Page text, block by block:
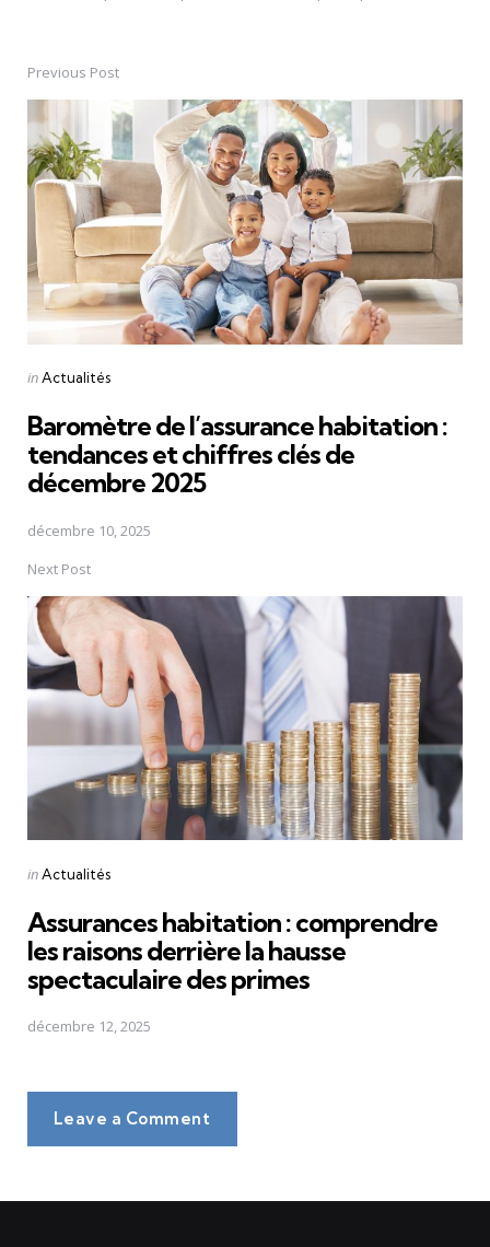
Post
navigation
Previous Post
Posted
inActualités
Baromètre de l’assurance habitation :
tendances et chiffres clés de
décembre 2025
décembre 10, 2025
Next Post
Posted
inActualités
Assurances habitation : comprendre
les raisons derrière la hausse
spectaculaire des primes
décembre 12, 2025
Leave a Comment